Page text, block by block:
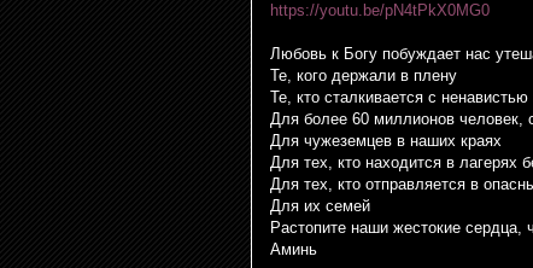
https://youtu.be/pN4tPkX0MG0
Любовь к Богу побуждает нас
Те, кого держали в плену
Те, кто сталкивается с
Для более 60 миллионов человек,
Для чужеземцев в наших краях
Для тех, кто находится в лагерях
Для тех, кто отправляется в
Для их семей
Растопите наши жестокие сердца,
Аминь